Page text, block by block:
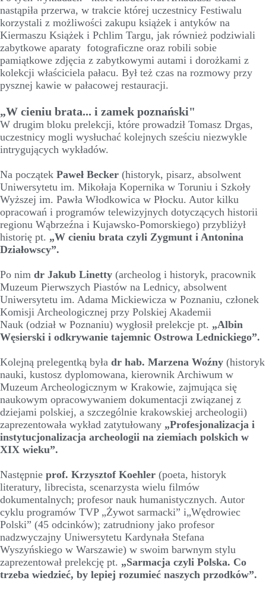
nastąpiła przerwa, w trakcie której uczestnicy Festiwalu
korzystali z możliwości zakupu książek i antyków na
Kiermaszu Książek i Pchlim Targu, jak również podziwiali
zabytkowe aparaty fotograficzne oraz robili sobie
pamiątkowe zdjęcia z zabytkowymi autami i dorożkami z
kolekcji właściciela pałacu. Był też czas na rozmowy przy
pysznej kawie w pałacowej restauracji.
„W cieniu brata... i zamek poznański"
W drugim bloku prelekcji, które prowadził Tomasz Drgas,
uczestnicy mogli wysłuchać kolejnych sześciu niezwykle
intrygujących wykładów.
Na początek Paweł Becker (historyk, pisarz, absolwent
Uniwersytetu im. Mikołaja Kopernika w Toruniu i Szkoły
Wyższej im. Pawła Włodkowica w Płocku. Autor kilku
opracowań i programów telewizyjnych dotyczących historii
regionu Wąbrzeźna i Kujawsko-Pomorskiego) przybliżył
historię pt. „W cieniu brata czyli Zygmunt i Antonina
Działowscy”.
Po nim dr Jakub Linetty (archeolog i historyk, pracownik
Muzeum Pierwszych Piastów na Lednicy, absolwent
Uniwersytetu im. Adama Mickiewicza w Poznaniu, członek
Komisji Archeologicznej przy Polskiej Akademii
Nauk (odział w Poznaniu) wygłosił prelekcje pt. „Albin
Węsierski i odkrywanie tajemnic Ostrowa Lednickiego”.
Kolejną prelegentką była dr hab. Marzena Woźny (historyk
nauki, kustosz dyplomowana, kierownik Archiwum w
Muzeum Archeologicznym w Krakowie, zajmująca się
naukowym opracowywaniem dokumentacji związanej z
dziejami polskiej, a szczególnie krakowskiej archeologii)
zaprezentowała wykład zatytułowany „Profesjonalizacja i
instytucjonalizacja archeologii na ziemiach polskich w
XIX wieku”.
Następnie prof. Krzysztof Koehler (poeta, historyk
literatury, librecista, scenarzysta wielu filmów
dokumentalnych; profesor nauk humanistycznych. Autor
cyklu programów TVP „Żywot sarmacki” i„Wędrowiec
Polski” (45 odcinków); zatrudniony jako profesor
nadzwyczajny Uniwersytetu Kardynała Stefana
Wyszyńskiego w Warszawie) w swoim barwnym stylu
zaprezentował prelekcję pt. „Sarmacja czyli Polska. Co
trzeba wiedzieć, by lepiej rozumieć naszych przodków”.